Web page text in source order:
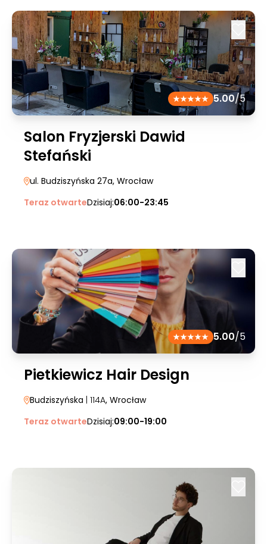
5.00/5
Salon Fryzjerski Dawid
Stefański
ul. Budziszyńska 27a, Wrocław
Teraz otwarteDzisiaj:06:00-23:45
5.00/5
Pietkiewicz Hair Design
Budziszyńska | 114A, Wrocław
Teraz otwarteDzisiaj:09:00-19:00